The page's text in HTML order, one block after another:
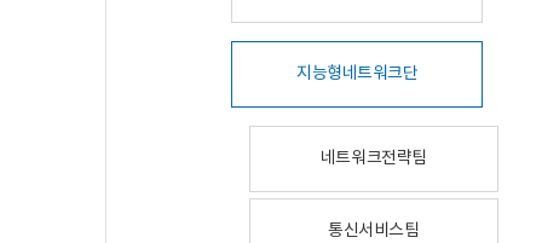
지능형네트워크단
네트워크전략팀
통신서비스팀